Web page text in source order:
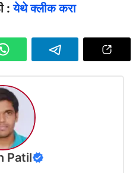
:येथे क्लीक करा
Patil